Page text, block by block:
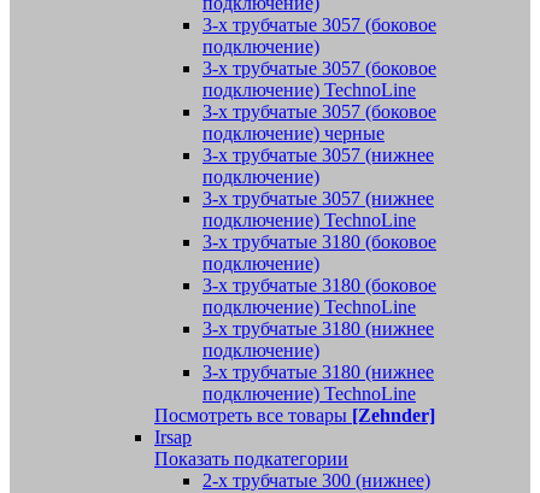
3-х трубчатые 3057 (боковое
подключение)
3-х трубчатые 3057 (боковое
подключение) TechnoLine
3-х трубчатые 3057 (боковое
подключение) черные
3-х трубчатые 3057 (нижнее
подключение)
3-х трубчатые 3057 (нижнее
подключение) TechnoLine
3-х трубчатые 3180 (боковое
подключение)
3-х трубчатые 3180 (боковое
подключение) TechnoLine
3-х трубчатые 3180 (нижнее
подключение)
3-х трубчатые 3180 (нижнее
подключение) TechnoLine
Посмотреть все товары [Zehnder]
Irsap
Показать подкатегории
2-х трубчатые 300 (нижнее)